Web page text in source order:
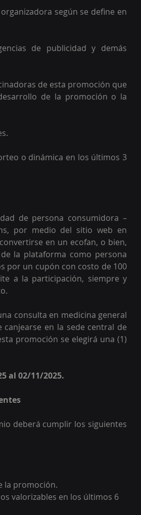
según se define en
de publicidad y demás
de esta promoción que
de la promoción o la
o dinámica en los últimos 3
de persona consumidora –
por medio del sitio web en
en un ecofan, o bien,
la plataforma como persona
por un cupón con costo de 100
a la participación, siempre y
consulta en medicina general
en la sede central de
promoción se elegirá una (1)
al 02/11/2025.
deberá cumplir los siguientes
la promoción.
valorizables en los últimos 6